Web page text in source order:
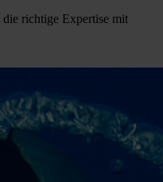
die richtige Expertise mit